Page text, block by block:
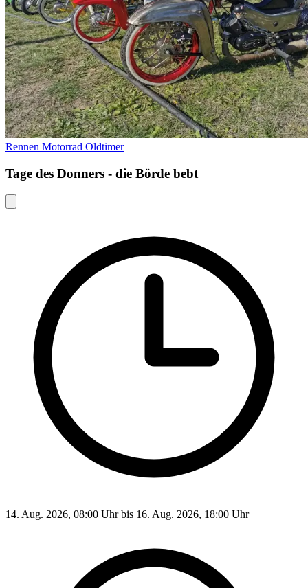
Rennen Motorrad Oldtimer
Tage des Donners - die Börde bebt
14. Aug. 2026, 08:00 Uhr bis 16. Aug. 2026, 18:00 Uhr